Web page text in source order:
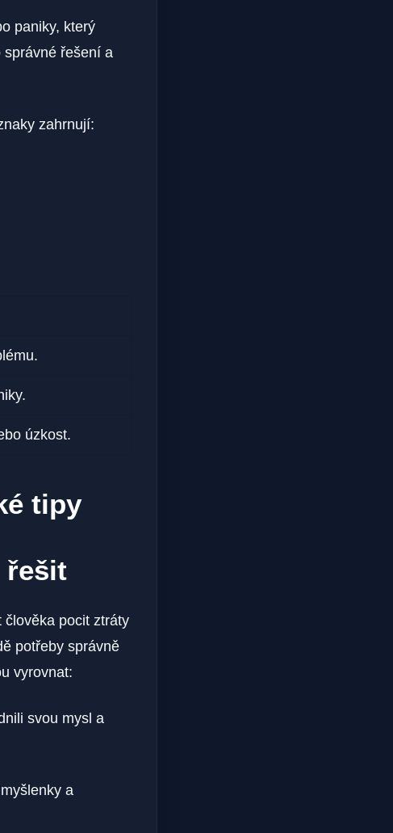
paniky, který
správné řešení a
zahrnují:
úzkost.
tipy
řešit
člověka pocit ztráty
potřeby správně
vyrovnat:
svou mysl a
a